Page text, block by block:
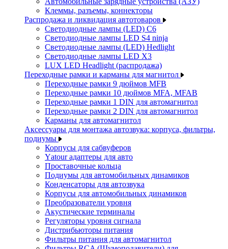
Клеммы, разъемы, коннекторы
Распродажа и ликвидация автотоваров
Светодиодные лампы (LED) C6
Светодиодные лампы LED S4 ninja
Светодиодные лампы (LED) Hedlight
Светодиодные лампы LED X3
LUX LED Headlight (распродажа)
Переходные рамки и карманы для магнитол
Переходные рамки 9 дюймов MFB
Переходные рамки 10 дюймов MFA, MFAB
Переходные рамки 1 DIN для автомагнитол
Переходные рамки 2 DIN для автомагнитол
Карманы для автомагнитол
Аксессуары для монтажа автозвука: корпуса, фильтры,
подиумы
Корпусы для сабвуферов
Yаtour адаптеры для авто
Проставочные кольца
Подиумы для автомобильных динамиков
Конденсаторы для автозвука
Корпусы для автомобильных динамиков
Преобразователи уровня
Акустические терминалы
Регуляторы уровня сигнала
Дистрибьюторы питания
Фильтры питания для автомагнитол